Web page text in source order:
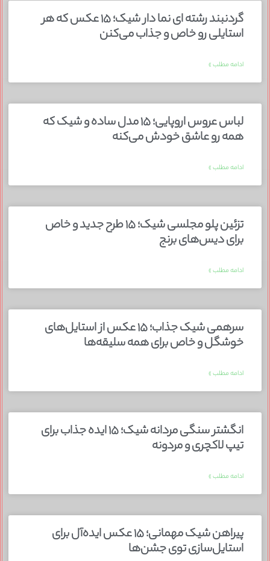
گردنبند رشته ای نما دار شیک؛ ۱۵ عکس که هر
استایلی رو خاص و جذاب می‌کنن
ادامه مطلب »
لباس عروس اروپایی؛ ۱۵ مدل ساده و شیک که
همه رو عاشق خودش می‌کنه
ادامه مطلب »
تزئین پلو مجلسی شیک؛ ۱۵ طرح جدید و خاص
برای دیس‌های برنج
ادامه مطلب »
سرهمی شیک جذاب؛ ۱۵ عکس از استایل‌های
خوشگل و خاص برای همه سلیقه‌ها
ادامه مطلب »
انگشتر سنگی مردانه شیک؛ ۱۵ ایده جذاب برای
تیپ لاکچری و مردونه
ادامه مطلب »
پیراهن شیک مهمانی؛ ۱۵ عکس ایده‌آل برای
استایل‌سازی توی جشن‌ها